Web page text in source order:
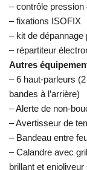
– contrôle pression
– fixations ISOFIX
– kit de dépannage
– répartiteur
Autres
– 6 haut-parleurs
bandes à l’arrière)
– Alerte de non-
– Avertisseur de
– Bandeau entre
– Calandre avec
brillant et